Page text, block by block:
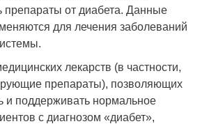
препараты от диабета. Данные
для лечения заболеваний
лекарств (в частности,
препараты), позволяющих
и поддерживать нормальное
с диагнозом «диабет»,